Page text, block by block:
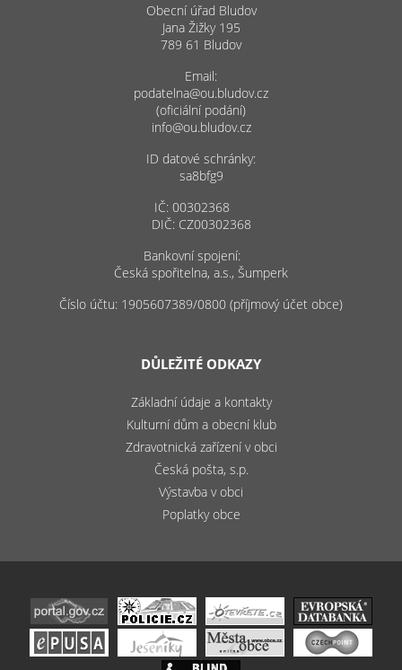
Obecní úřad Bludov
Jana Žižky 195
789 61 Bludov
Email:
podatelna@ou.bludov.cz
(oficiální podání)
info@ou.bludov.cz
ID datové schránky:
sa8bfg9
IČ: 00302368
DIČ: CZ00302368
Bankovní spojení:
Česká spořitelna, a.s., Šumperk
Číslo účtu: 1905607389/0800 (příjmový účet obce)
DŮLEŽITÉ ODKAZY
Základní údaje a kontakty
Kulturní dům a obecní klub
Zdravotnická zařízení v obci
Česká pošta, s.p.
Výstavba v obci
Poplatky obce